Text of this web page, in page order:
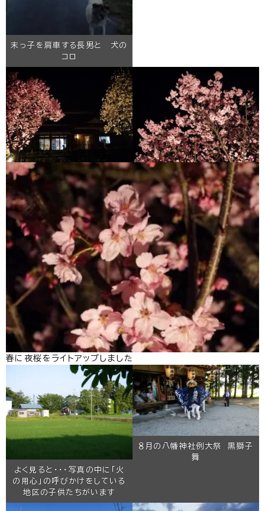
末っ子を肩車する長男と 犬の
コロ
春に夜桜をライトアップしました
よく見ると・・・写真の中に「火
の用心」の呼びかけをしている
地区の子供たちがいます
８月の八幡神社例大祭 黒獅子
舞